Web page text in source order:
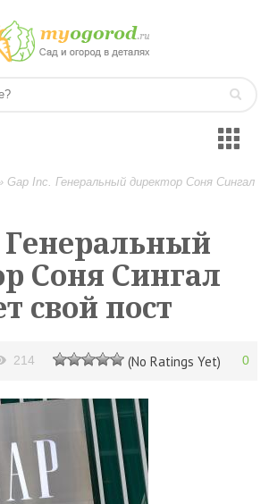
Gap Inc. Генеральный директор Соня Сингал
Генеральный
Соня Сингал
свой пост
214 (No Ratings Yet) 0